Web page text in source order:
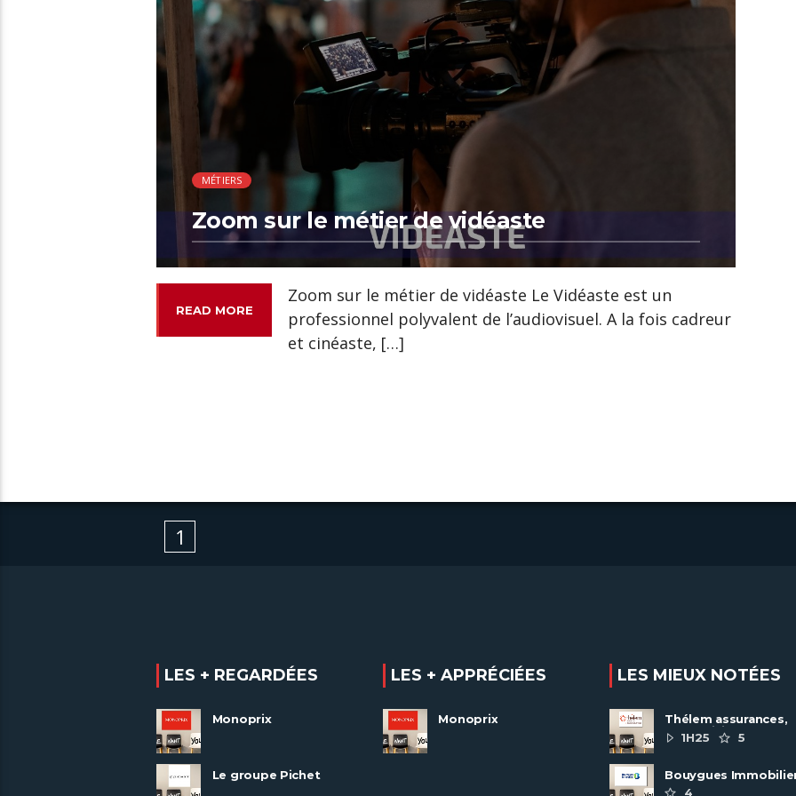
MÉTIERS
Zoom sur le métier de vidéaste
READ MORE
Zoom sur le métier de vidéaste Le Vidéaste est un
professionnel polyvalent de l’audiovisuel. A la fois cadreur
et cinéaste, […]
1
LES + REGARDÉES
Monoprix
Le groupe Pichet
LES + APPRÉCIÉES
Monoprix
LES MIEUX NOTÉES
Thélem assurances,
une politique RH
ambitieuse
1H25 5
Bouygues
recrute autour de 8
4